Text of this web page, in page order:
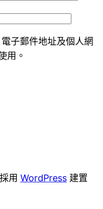
子郵件地址及個人網
用。
用 WordPress建置